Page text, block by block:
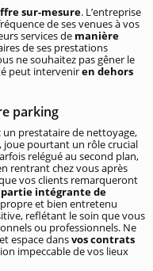
sur-mesure. L’entreprise
de ses venues à vos
services de manière
de ses prestations
ne souhaitez pas gêner le
peut interveniren dehors
parking
un prestataire de nettoyage,
joue pourtant un rôle crucial
relégué au second plan,
rentrant chez vous après
vos clients remarqueront
partie intégrante de
et bien entretenu
reflétant le soin que vous
ou professionnels. Ne
espace dansvos contrats
impeccable de vos lieux